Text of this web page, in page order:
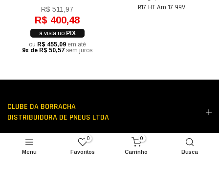
99H
R$ 511,97
R$ 400,48
à vista no PIX
ou R$ 455,09 em até
9x de R$ 50,57 sem juros
R17 HT Aro 17 99V
CLUBE DA BORRACHA
DISTRIBUIDORA DE PNEUS LTDA
LINKS ÚTEIS
Menu
0
Favoritos
0
Carrinho Busca